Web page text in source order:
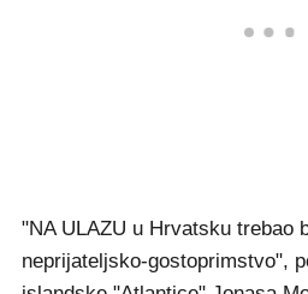
"NA ULAZU u Hrvatsku trebao
neprijateljsko-gostoprimstvo",